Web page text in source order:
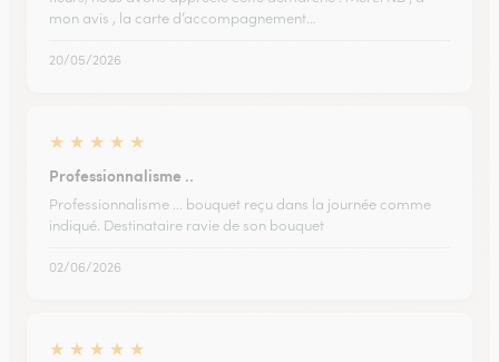
mon avis , la carte d’accompagnement…
20/05/2026
★ ★ ★ ★ ★
Professionnalisme ..
Professionnalisme ... bouquet reçu dans la journée comme
indiqué. Destinataire ravie de son bouquet
02/06/2026
★ ★ ★ ★ ★